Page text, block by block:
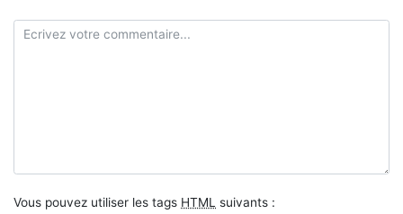
Vous pouvez utiliser les tags HTML suivants :